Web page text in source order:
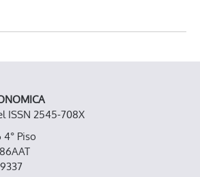
ISSN 2545-708X
Piso